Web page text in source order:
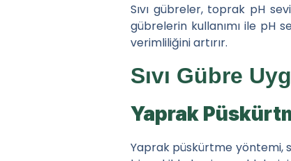
Sıvı gübreler, toprak pH
gübrelerin kullanımı ile pH
verimliliğini artırır.
Sıvı Gübre
Yaprak
Yaprak püskürtme yöntemi,